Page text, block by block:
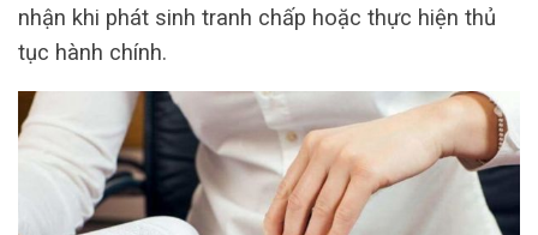
nhận khi phát sinh tranh chấp hoặc thực hiện thủ
tục hành chính.